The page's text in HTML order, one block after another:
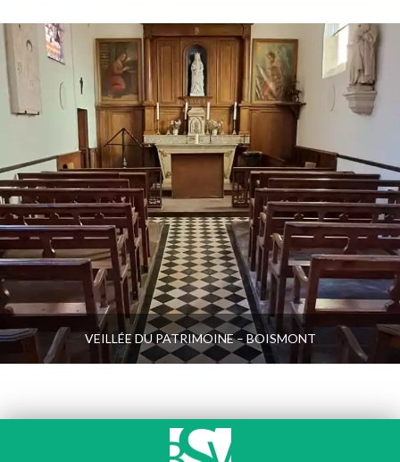
VEILLÉE DU PATRIMOINE – BOISMONT